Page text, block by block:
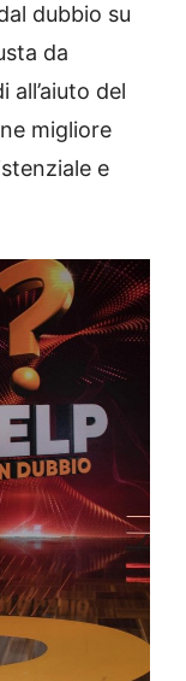
dubbio su
da
del
migliore
e